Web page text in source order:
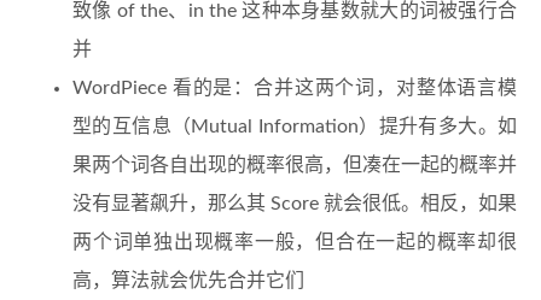
致像 of the、in the 这种本身基数就大的词被强行合
并
WordPiece 看的是：合并这两个词，对整体语言模
型的互信息（Mutual Information）提升有多大。如
果两个词各自出现的概率很高，但凑在一起的概率并
没有显著飙升，那么其 Score 就会很低。相反，如果
两个词单独出现概率一般，但合在一起的概率却很
高，算法就会优先合并它们